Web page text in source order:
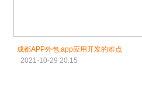
成都APP外包,app应用开发的难点
2021-10-29 20:15